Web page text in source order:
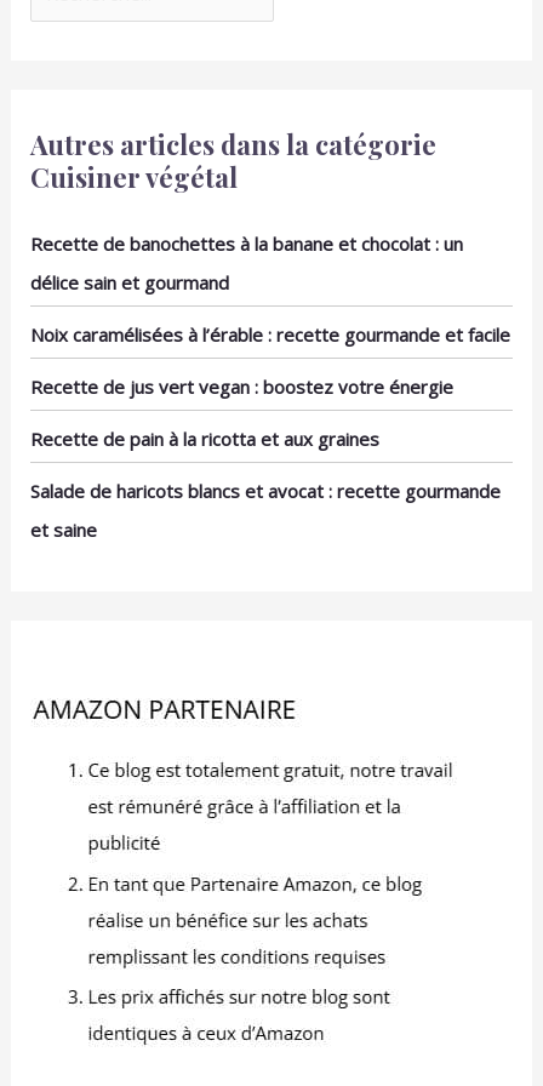
grès de haute qualité, le
petit-déjeuner à minuit
Look moderne qui
s'adaptent à n'importe
quelle table, que ce soit
famille ou lors d'un dîner
détendu avec des amis
Facile à nettoyer :
profitez-en simplement
et mettez-le ensuite au
lave-vaisselle. Les bols «
Orgánico » pour le
bowling sont faciles à
Autres articles dans la catégorie
Cuisiner végétal
Recette de banochettes à la banane et chocolat : un
délice sain et gourmand
Noix caramélisées à l’érable : recette gourmande et facile
Recette de jus vert vegan : boostez votre énergie
Recette de pain à la ricotta et aux graines
Salade de haricots blancs et avocat : recette gourmande
et saine